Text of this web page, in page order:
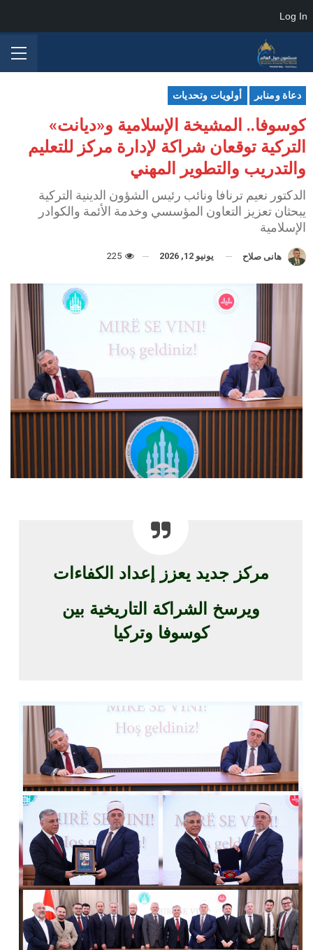
دعاة ومنابر أولويات وتحديات
كوسوفا.. المشيخة الإسلامية و«ديانت»
التركية توقعان شراكة لإدارة مركز للتعليم
والتدريب والتطوير المهني
الدكتور نعيم ترنافا ونائب رئيس الشؤون الدينية التركية
يبحثان تعزيز التعاون المؤسسي وخدمة الأئمة والكوادر
الإسلامية
هانى صلاح يونيو 12, 2026
مركز جديد يعزز إعداد الكفاءات
ويرسخ الشراكة التاريخية بين
كوسوفا وتركيا
Log In